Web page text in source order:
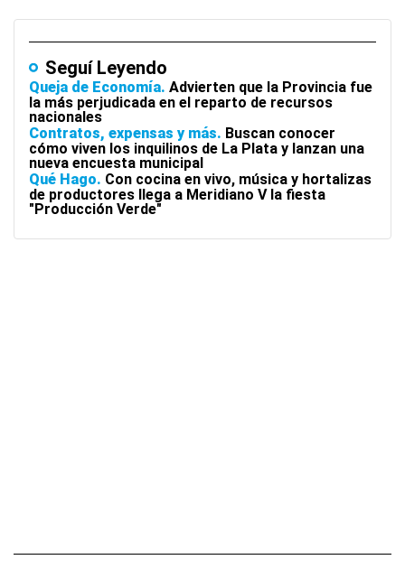
Seguí Leyendo
Queja de Economía Advierten que la Provincia fue
la más perjudicada en el reparto de recursos
nacionales
Contratos, expensas y más Buscan conocer
cómo viven los inquilinos de La Plata y lanzan una
nueva encuesta municipal
Qué Hago Con cocina en vivo, música y hortalizas
de productores llega a Meridiano V la fiesta
"Producción Verde"